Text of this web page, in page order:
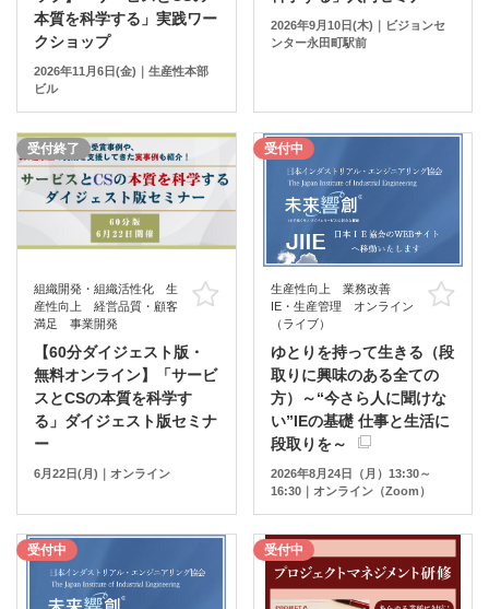
本質を科学する」実践ワー
クショップ
2026年11月6日(金)｜生産性本部
ビル
2026年9月10日(木)｜ビジョンセ
ンター永田町駅前
受付終了
組織開発・組織活性化 生
産性向上 経営品質・顧客
満足 事業開発
お気に入り
【60分ダイジェスト版・
無料オンライン】「サービ
スとCSの本質を科学す
る」ダイジェスト版セミナ
ー
6月22日(月)｜オンライン
受付中
生産性向上 業務改善
IE・生産管理 オンライン
（ライブ）
ゆとりを持って生きる（段
取りに興味のある全ての
方）～“今さら人に聞けな
い”IEの基礎 仕事と生活に
段取りを～
2026年8月24日（月）13:30～
16:30｜オンライン（Zoom）
受付中 受付中